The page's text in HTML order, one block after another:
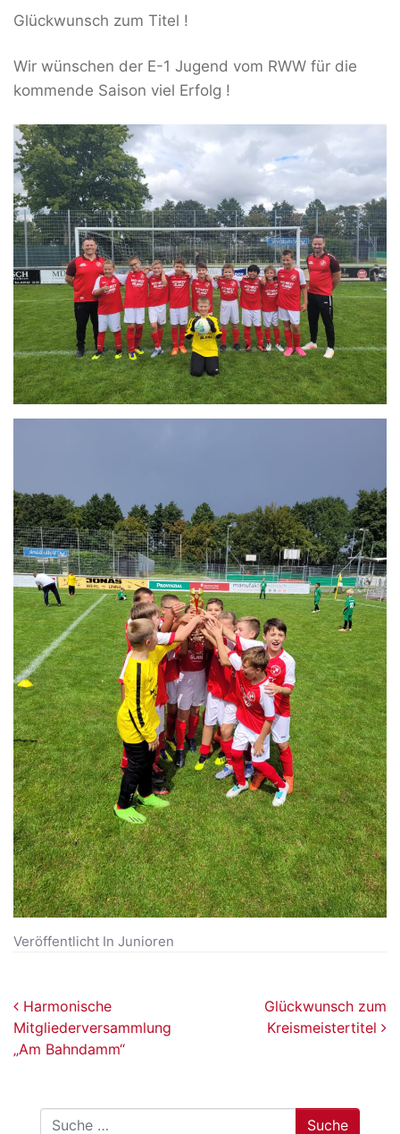
Glückwunsch zum Titel !
Wir wünschen der E-1 Jugend vom RWW für die
kommende Saison viel Erfolg !
Veröffentlicht In Junioren
Beitragsnavigation
Harmonische
Mitgliederversammlung
„Am Bahndamm“
Glückwunsch zum
Kreismeistertitel
Suche